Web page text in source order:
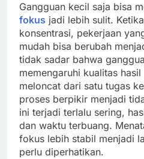
Gangguan kecil saja bisa
fokus jadi lebih sulit.
konsentrasi, pekerjaan
mudah bisa berubah
tidak sadar bahwa
memengaruhi kualitas
meloncat dari satu tugas
proses berpikir menjadi
ini terjadi terlalu sering,
dan waktu terbuang.
fokus lebih stabil menjadi
perlu diperhatikan.